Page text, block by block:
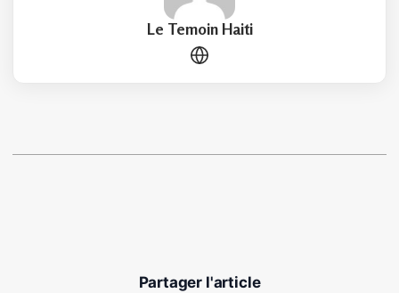
Le Temoin Haiti
Partager l'article